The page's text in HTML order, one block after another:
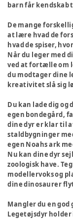
barn får kendskab
De mange
at lære hvad de
hvad de spiser,
Når du leger med
ved at fortælle om
du modtager dine
kreativitet slå sig
Du kan lade dig og
egen bondegård,
dine dyr er klar til
staldbygninger
egen Noahs ark
Nu kan dine dyr
zoologisk have.
modellervoks og
dine dinosaurer
Mangler du en god
Legetøjsdyr holder